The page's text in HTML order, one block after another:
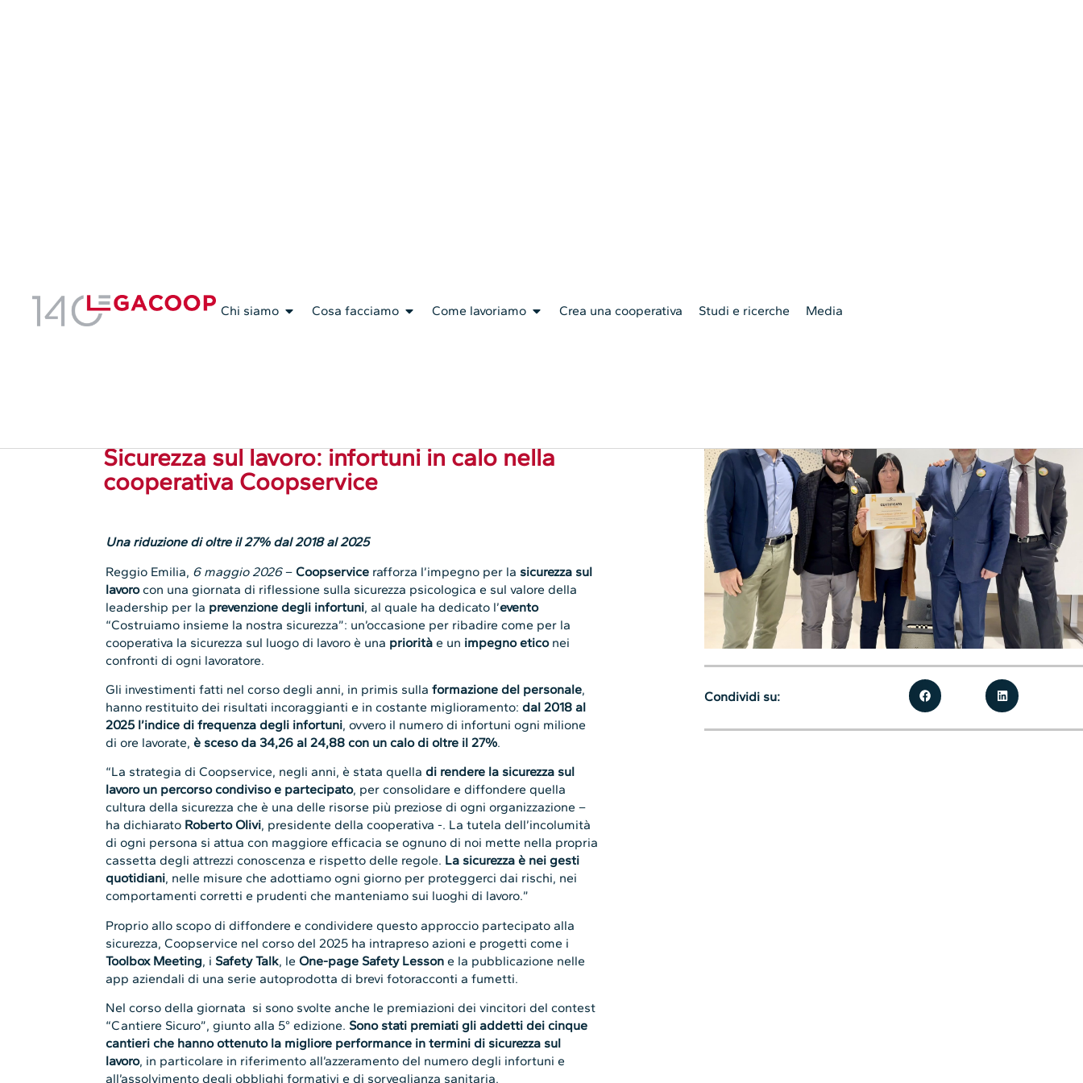
Sicurezza sul lavoro: infortuni in calo nella
cooperativa Coopservice
Una riduzione di oltre il 27% dal 2018 al 2025
Reggio Emilia, 6 maggio 2026–Coopservice rafforza l’impegno per la sicurezza sul
lavorocon una giornata di riflessione sulla sicurezza psicologica e sul valore della
leadership per la prevenzione degli infortuni, al quale ha dedicato l’evento
“Costruiamo insieme la nostra sicurezza”: un’occasione per ribadire come per la
cooperativa la sicurezza sul luogo di lavoro è una prioritàe un impegno eticonei
confronti di ogni lavoratore.
Gli investimenti fatti nel corso degli anni, in primis sullaformazione del personale,
hanno restituito dei risultati incoraggianti e in costante miglioramento:dal 2018 al
2025 l’indice di frequenza degli infortuni, ovvero il numero di infortuni ogni milione
di ore lavorate,è sceso da 34,26 al 24,88 con un calo di oltre il 27%.
“La strategia di Coopservice, negli anni, è stata quelladi rendere la sicurezza sul
lavoro un percorso condiviso e partecipato, per consolidare e diffondere quella
cultura della sicurezza che è una delle risorse più preziose di ogni organizzazione –
ha dichiarato Roberto Olivi, presidente della cooperativa -. La tutela dell’incolumità
di ogni persona si attua con maggiore efficacia se ognuno di noi mette nella propria
cassetta degli attrezzi conoscenza e rispetto delle regole. La sicurezza è nei gesti
quotidiani, nelle misure che adottiamo ogni giorno per proteggerci dai rischi, nei
comportamenti corretti e prudenti che manteniamo sui luoghi di lavoro.”
Proprio allo scopo di diffondere e condividere questo approccio partecipato alla
sicurezza, Coopservice nel corso del 2025 ha intrapreso azioni e progetti come i
Toolbox Meeting, i Safety Talk, leOne-page Safety Lesson e la pubblicazione nelle
app aziendali di una serie autoprodotta di brevi fotoracconti a fumetti.
Nel corso della giornata si sono svolte anche le premiazioni dei vincitori del contest
“Cantiere Sicuro”, giunto alla 5° edizione. Sono stati premiati gli addetti dei cinque
cantieri che hanno ottenuto la migliore performance in termini di sicurezza sul
lavoro, in particolare in riferimento all’azzeramento del numero degli infortuni e
all’assolvimento degli obblighi formativi e di sorveglianza sanitaria.
Condividi su: